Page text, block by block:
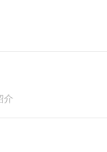
介